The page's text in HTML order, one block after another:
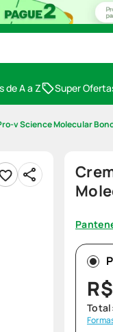
de A a Z Super
v Science Molecular
R$
Total: